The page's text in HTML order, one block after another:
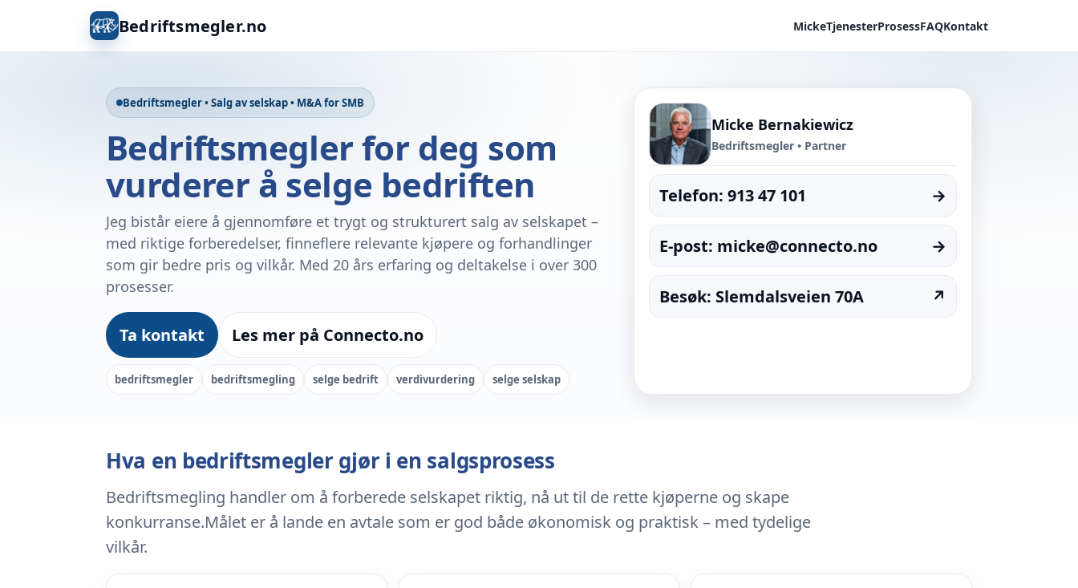
Bedriftsmegler.no MickeTjenesterProsessFAQKontakt
Bedriftsmegler • Salg av selskap • M&A for SMB
Bedriftsmegler for deg som
vurderer å selge bedriften
Jeg bistår eiere å gjennomføre et trygt og strukturert salg av selskapet –
med riktige forberedelser, finneflere relevante kjøpere og forhandlinger
som gir bedre pris og vilkår. Med 20 års erfaring og deltakelse i over 300
prosesser.
Ta kontakt Les mer på Connecto.no
bedriftsmegler bedriftsmegling selge bedrift verdivurdering selge selskap
Micke Bernakiewicz
Bedriftsmegler • Partner
Telefon: 913 47 101 →
E-post: micke@connecto.no →
Besøk: Slemdalsveien 70A ↗
Hva en bedriftsmegler gjør i en salgsprosess
Bedriftsmegling handler om å forberede selskapet riktig, nå ut til de rette kjøperne og skape
konkurranse.Målet er å lande en avtale som er god både økonomisk og praktisk – med tydelige
vilkår.